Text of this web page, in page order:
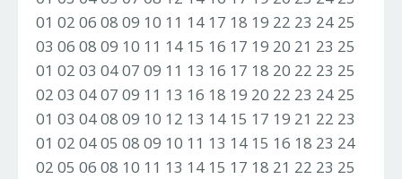
01 02 06 08 09 10 11 14 17 18 19 22 23 24 25
03 06 08 09 10 11 14 15 16 17 19 20 21 23 25
01 02 03 04 07 09 11 13 16 17 18 20 22 23 25
02 03 04 07 09 11 13 16 18 19 20 22 23 24 25
01 03 04 08 09 10 12 13 14 15 17 19 21 22 23
01 02 04 05 08 09 10 11 13 14 15 16 18 23 24
02 05 06 08 10 11 13 14 15 17 18 21 22 23 25